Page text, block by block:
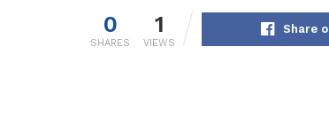
0
SHARES
1
VIEWS
Share